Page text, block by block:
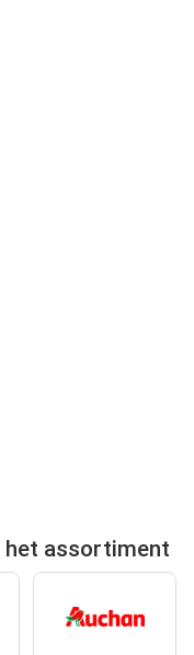
het assortiment